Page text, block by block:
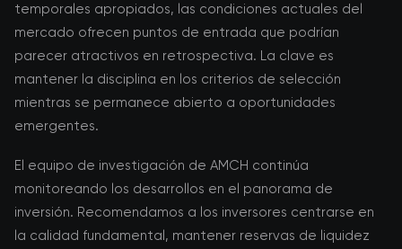
temporales apropiados, las condiciones actuales del
mercado ofrecen puntos de entrada que podrían
parecer atractivos en retrospectiva. La clave es
mantener la disciplina en los criterios de selección
mientras se permanece abierto a oportunidades
emergentes.
El equipo de investigación de AMCH continúa
monitoreando los desarrollos en el panorama de
inversión. Recomendamos a los inversores centrarse en
la calidad fundamental, mantener reservas de liquidez